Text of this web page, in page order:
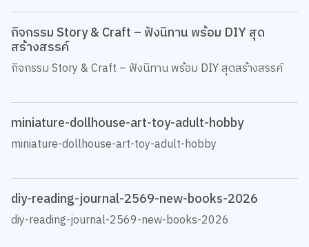
กิจกรรม Story & Craft – ฟังนิทาน พร้อม DIY สุด
สร้างสรรค์
กิจกรรม Story & Craft – ฟังนิทาน พร้อม DIY สุดสร้างสรรค์
miniature-dollhouse-art-toy-adult-hobby
miniature-dollhouse-art-toy-adult-hobby
diy-reading-journal-2569-new-books-2026
diy-reading-journal-2569-new-books-2026